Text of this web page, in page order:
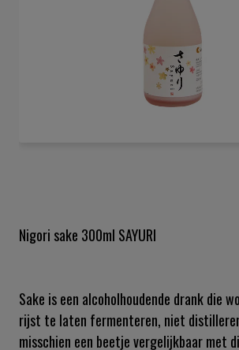
de
afbeeldingen-
Nigori sake 300ml SAYURI
Sake is een alcoholhoudende drank die
rijst te laten fermenteren, niet
misschien een beetje vergelijkbaar met